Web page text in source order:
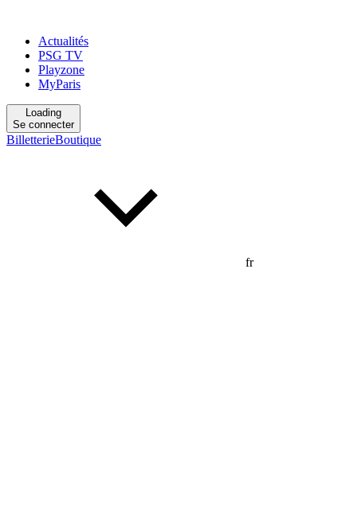
Actualités
PSG TV
Playzone
MyParis
Loading
Se connecter
BilletterieBoutique
fr